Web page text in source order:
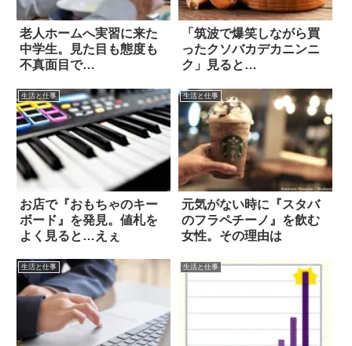
老人ホームへ実習に来た
中学生。見た目も態度も
不真面目で…
「筑波で爆笑しながら買
ったクソバカデカニンニ
ク」見ると…
生活と仕事
お店で『おもちゃのキー
ボード』を発見。値札を
よく見ると…えぇ
生活と仕事
元気がない時に『スタバ
のフラペチーノ』を飲む
女性。その理由は
生活と仕事 生活と仕事